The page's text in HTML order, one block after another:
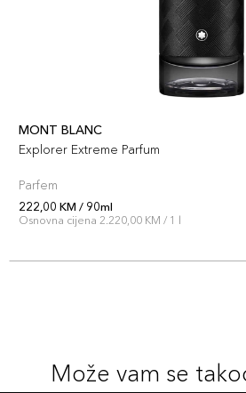
MONT BLANC
Explorer Extreme Parfum
Parfem
222,00 KM / 90ml
Osnovna cijena 2.220,00 KM / 1 l
Može vam se